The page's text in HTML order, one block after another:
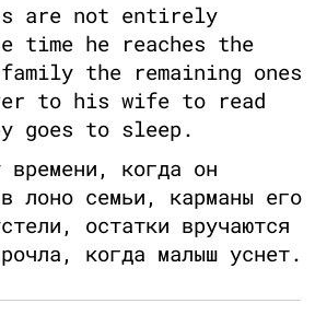
are not entirely
time he reaches the
the remaining ones
to his wife to read
goes to sleep.
когда он
в лоно семьи, карманы его
остатки вручаются
когда малыш уснет.